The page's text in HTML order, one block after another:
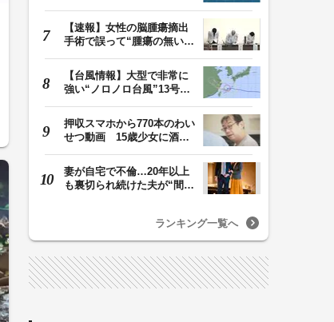
【速報】女性の脳腫瘍摘出
手術で誤って“腫瘍の無い部
【台風情報】大型で非常に
強い“ノロノロ台風”13号の
押収スマホから770本のわい
せつ動画 15歳少女に酒と
妻が自宅で不倫…20年以上
も裏切られ続けた夫が“間
ランキング一覧へ